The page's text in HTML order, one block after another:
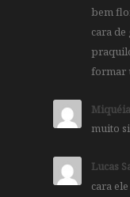
bem
cara
formar
muito
Lucas
cara